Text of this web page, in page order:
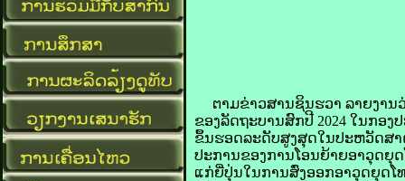
ຕາມຂ່າວສານຊິນຮວາ ລາຍງານ
ຂອງ​ລັດຖະບານ​ສົກ​ປີ 2024 ໃນ​ກອ
ຂຶ້ນ​ຮອດ​ລະດັບ​ສູງ​ສຸດ​ໃນ​ປະຫວັດສ
ປະການ​ຂອງ​ການ​ໂອນ​ຍ້າຍ​ອາວຸດ​ຍຸ
ແກ່​ຍີ່ປຸ່ນ​ໃນ​ການ​ສົ່ງ​ອອກ​ອາວຸດ​ຍຸດ​ໂ